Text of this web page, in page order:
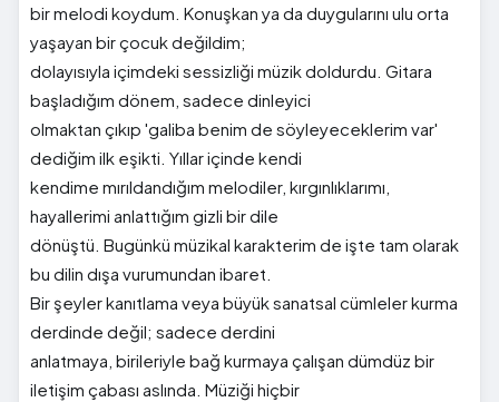
bir melodi koydum. Konuşkan ya da duygularını ulu orta
yaşayan bir çocuk değildim;
dolayısıyla içimdeki sessizliği müzik doldurdu. Gitara
başladığım dönem, sadece dinleyici
olmaktan çıkıp 'galiba benim de söyleyeceklerim var'
dediğim ilk eşikti. Yıllar içinde kendi
kendime mırıldandığım melodiler, kırgınlıklarımı,
hayallerimi anlattığım gizli bir dile
dönüştü. Bugünkü müzikal karakterim de işte tam olarak
bu dilin dışa vurumundan ibaret.
Bir şeyler kanıtlama veya büyük sanatsal cümleler kurma
derdinde değil; sadece derdini
anlatmaya, birileriyle bağ kurmaya çalışan dümdüz bir
iletişim çabası aslında. Müziği hiçbir